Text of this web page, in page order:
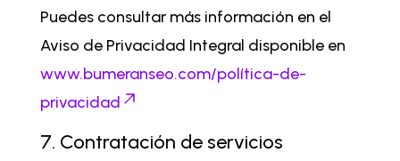
Puedes consultar más información en el
Aviso de Privacidad Integral disponible en
www.bumeranseo.com/política-de-
privacidad
7. Contratación de servicios